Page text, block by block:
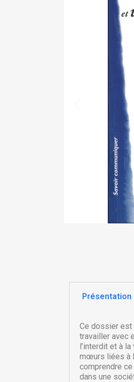
Présentation
Ce dossier est
travailler avec
l’interdit et à
mœurs liées à
comprendre
dans une